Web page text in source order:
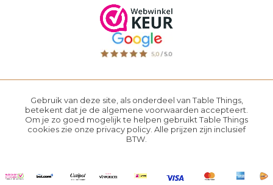
Gebruik van deze site, als onderdeel van Table Things,
betekent dat je de algemene voorwaarden accepteert.
Om je zo goed mogelijk te helpen gebruikt Table Things
cookies zie onze privacy policy . Alle prijzen zijn inclusief
BTW.